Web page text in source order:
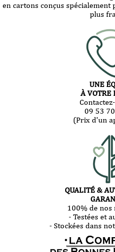
en cartons conçus
plus
UNE
À VOTRE
09 53
(Prix d'un
QUALITÉ &
100% de nos
- Testées et
- Stockées dans